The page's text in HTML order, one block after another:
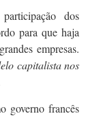
dos
para que haja
empresas.
capitalista nos
governo francês